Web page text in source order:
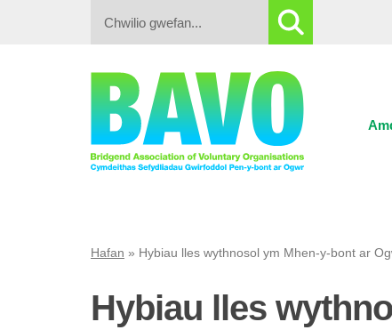
Hafan » Hybiau lles wythnosol ym Mhen-y-bont ar
Hybiau lles